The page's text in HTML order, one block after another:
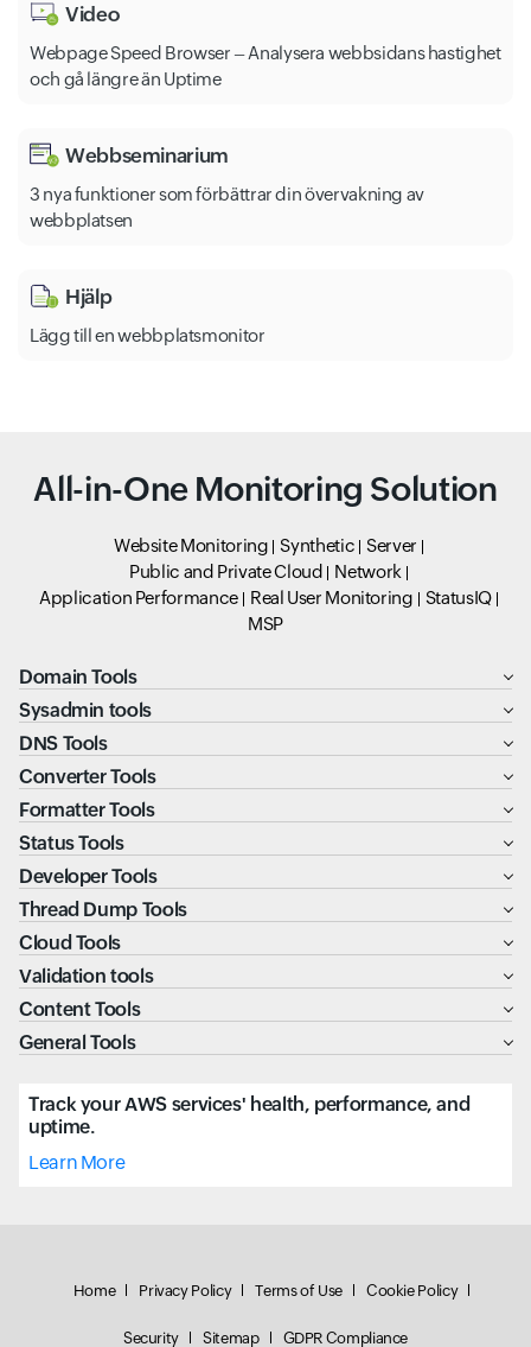
Video
Webpage Speed Browser – Analysera webbsidans hastighet
och gå längre än Uptime
Webbseminarium
3 nya funktioner som förbättrar din övervakning av
webbplatsen
Hjälp
Lägg till en webbplatsmonitor
All-in-One Monitoring Solution
Website Monitoring Synthetic
Server
Public and Private Cloud
Network
Application Performance
Real User Monitoring
StatusIQ
MSP
Domain Tools
Sysadmin tools
DNS Tools
Converter Tools
Formatter Tools
Status Tools
Developer Tools
Thread Dump Tools
Cloud Tools
Validation tools
Content Tools
General Tools
Track your AWS services' health, performance, and
uptime.
Learn More
Home Privacy Policy Terms of Use Cookie Policy
Security Sitemap GDPR Compliance